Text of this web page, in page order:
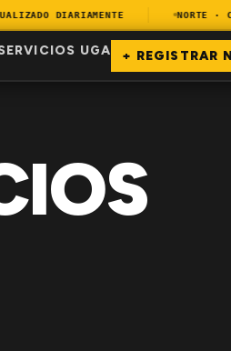
DIARIAMENTE NORTE ·
UGA + REGISTRAR